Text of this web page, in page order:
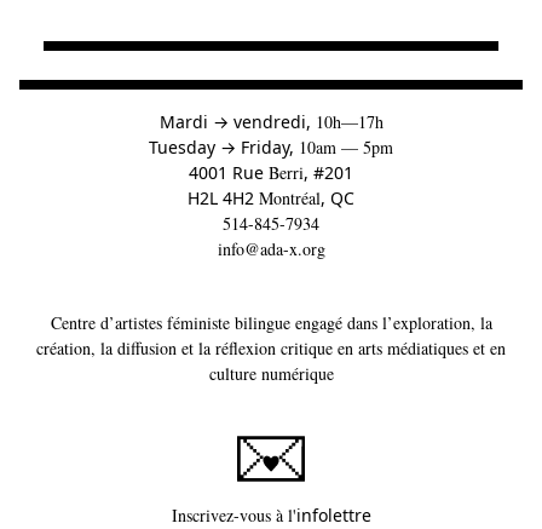
Mardi →àvendredi, 10h—17h
Tuesday → to
Friday, 10am — 5pm
4001 Rue Berri, #201
H2L 4H2 Montréal, QC
514-845-7934
info@ada-x.org
Centre d’artistes féministe bilingue engagé dans l’exploration, la
création, la diffusion et la réflexion critique en arts médiatiques et en
culture numérique
Inscrivez-vous à l'infolettreCe lien s'ouvrira dans